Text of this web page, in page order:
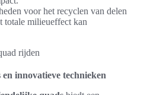
voor het recyclen van delen
totale milieueffect kan
innovatieve technieken